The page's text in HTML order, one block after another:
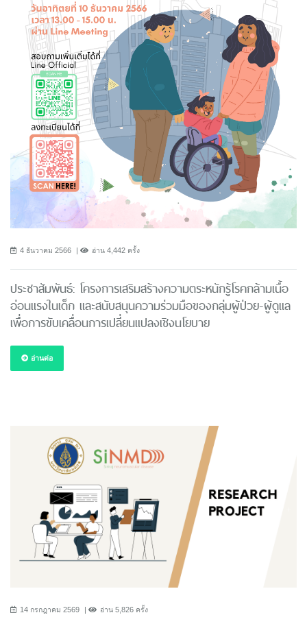
4 ธันวาคม 2566 อ่าน 4,442 ครั้ง
ประชาสัมพันธ์: โครงการเสริมสร้างความตระหนักรู้โรคกล้ามเนื้อ
อ่อนแรงในเด็ก และสนับสนุนความร่วมมือของกลุ่มผู้ป่วย-ผู้ดูแล
เพื่อการขับเคลื่อนการเปลี่ยนแปลงเชิงนโยบาย
อ่านต่อ
14 กรกฎาคม 2569 อ่าน 5,826 ครั้ง